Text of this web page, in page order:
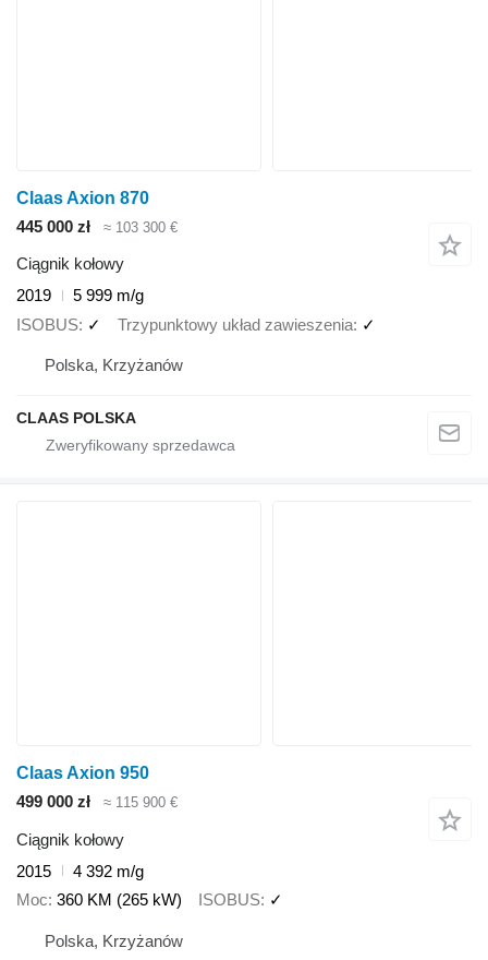
Claas Axion 870
445 000 zł
≈ 103 300 €
Ciągnik kołowy
2019
5 999 m/g
ISOBUS ✓ Trzypunktowy układ zawieszenia ✓
Polska, Krzyżanów
CLAAS POLSKA
Claas Axion 950
499 000 zł
≈ 115 900 €
Ciągnik kołowy
2015
4 392 m/g
Moc 360 KM (265 kW) ISOBUS ✓
Polska, Krzyżanów